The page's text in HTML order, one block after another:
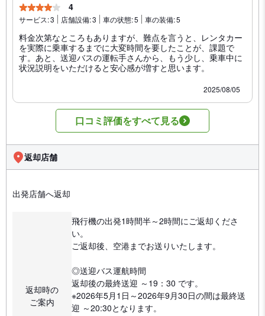
4
サービス:3 店舗設備:3 車の状態:5 車の装備:5
料金次第なところもありますが、難点を言うと、レンタカー
を実際に乗車するまでに大変時間を要したことが、課題で
す。あと、送迎バスの運転手さんから、もう少し、乗車中に
状況説明をいただけると安心感が増すと思います。
2025/08/05
口コミ評価をすべて見る
返却店舗
出発店舗へ返却
返却時の
ご案内
飛行機の出発1時間半～2時間にご返却くださ
い。
ご返却後、空港までお送りいたします。
◎送迎バス運航時間
返却後の最終送迎 ～19：30 です。
※2026年5月1日～2026年9月30日の間は最終送
迎 ～20:30となります。